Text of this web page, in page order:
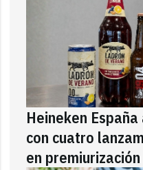
Heineken
con cuatro
en premiurización